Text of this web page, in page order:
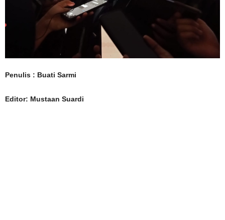
Penulis : Buati Sarmi
Editor: Mustaan Suardi